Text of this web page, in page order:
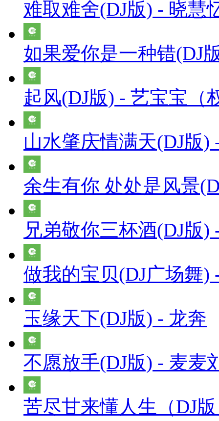
难取难舍(DJ版) - 晓慧
如果爱你是一种错(DJ
起风(DJ版) - 艺宝宝（
山水肇庆情满天(DJ版)
余生有你 处处是风景
兄弟敬你三杯酒(DJ版)
做我的宝贝(DJ广场舞)
玉缘天下(DJ版) - 龙奔
不愿放手(DJ版) - 麦麦
苦尽甘来懂人生（DJ